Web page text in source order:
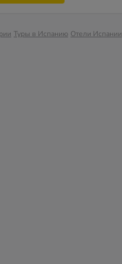
Туры в Испанию Отели Испании